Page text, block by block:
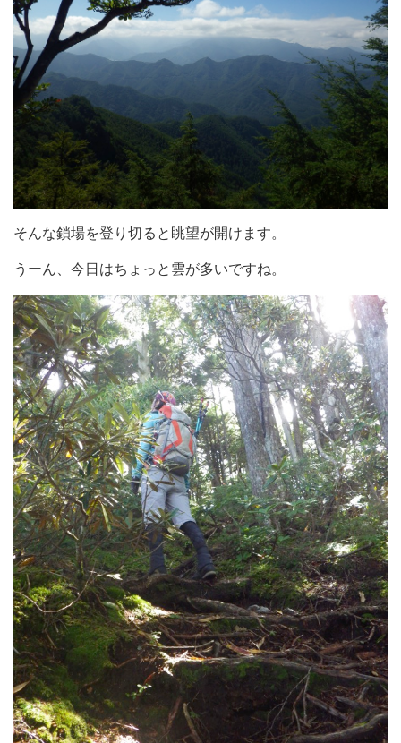
そんな鎖場を登り切ると眺望が開けます。
うーん、今日はちょっと雲が多いですね。